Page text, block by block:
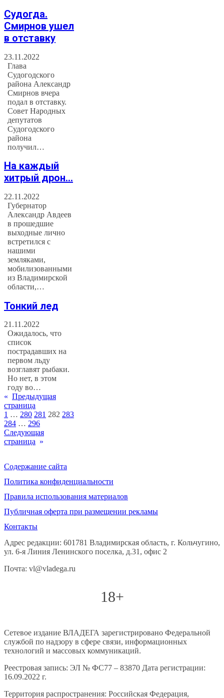
Судогда.
Смирнов ушел
в отставку
23.11.2022
Глава
Судогодского
района Александр
Смирнов вчера
подал в отставку.
Совет Народных
депутатов
Судогодского
района
получил…
На каждый
хитрый дрон…
22.11.2022
Губернатор
Александр Авдеев
в прошедшие
выходные лично
встретился с
нашими
земляками,
мобилизованными
из Владимирской
области,…
Тонкий лед
21.11.2022
Ожидалось, что
список
пострадавших на
первом льду
возглавят рыбаки.
Но нет, в этом
году во…
« Предыдущая
страница
1 … 280 281 282 283
284 … 296
Следующая
страница »
Содержание сайта
Политика конфиденциальности
Правила использования материалов
Публичная оферта при размещении рекламы
Контакты
Адрес редакции: 601781 Владимирская область, г. Кольчугино,
ул. 6-я Линия Ленинского поселка, д.31, офис 2
Почта: vl@vladega.ru
18+
Сетевое издание ВЛАДЕГА зарегистрировано Федеральной
службой по надзору в сфере связи, информационных
технологий и массовых коммуникаций.
Реестровая запись: ЭЛ № ФС77 – 83870 Дата регистрации:
16.09.2022 г.
Территория распространения: Российская Федерация,